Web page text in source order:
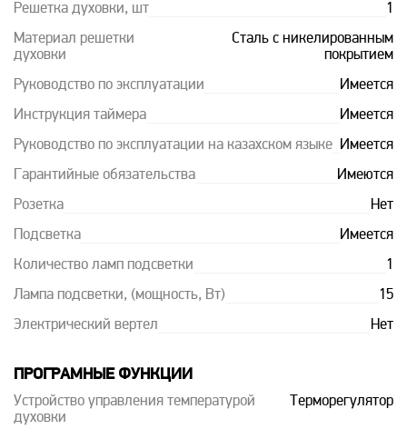
Решетка духовки, шт 1
Материал решетки
духовки
Сталь с никелированным
покрытием
Руководство по эксплуатации Имеется
Инструкция таймера Имеется
Руководство по эксплуатации на казахском языке Имеется
Гарантийные обязательства Имеются
Розетка Нет
Подсветка Имеется
Количество ламп подсветки 1
Лампа подсветки, (мощность, Вт) 15
Электрический вертел Нет
ПРОГРАМНЫЕ ФУНКЦИИ
Устройство управления температурой
духовки
Терморегулятор